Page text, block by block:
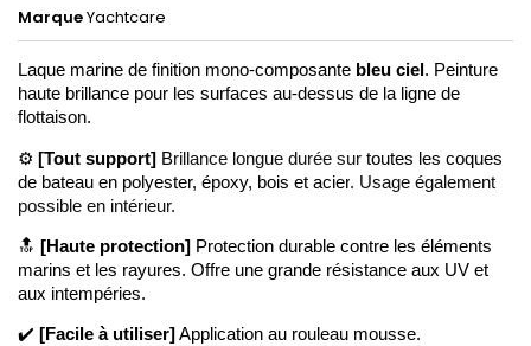
MarqueYachtcare
Laque marine de finition mono-composante bleu ciel . Peinture
haute brillance pour les surfaces au-dessus de la ligne de
flottaison.
⚙️ [Tout support] Brillance longue durée sur toutes les coques
de bateau en polyester, époxy, bois et acier. Usage également
possible en intérieur.
🔝 [Haute protection] Protection durable contre les éléments
marins et les rayures. Offre une grande résistance aux UV et
aux intempéries.
✔️ [Facile à utiliser] Application au rouleau mousse.